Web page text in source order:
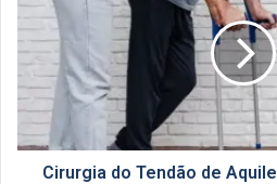
Tendão
de
Aquiles:
Quando
é
Indicada
Cirurgia do Tendão de